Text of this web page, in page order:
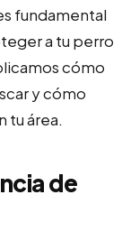
fundamental
a tu perro
cómo
y cómo
tu área.
de